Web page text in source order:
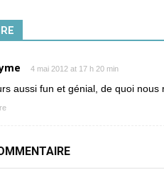
4 mai 2012 at 17 h 20 min
aussi fun et génial, de quoi